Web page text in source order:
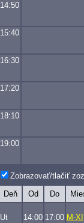
14:50
15:40
16:30
17:20
18:10
19:00
Zobrazovať/tlačiť
Deň Od Do
Ut 14:00 17:00 M-XI